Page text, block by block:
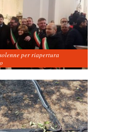
per riapertura